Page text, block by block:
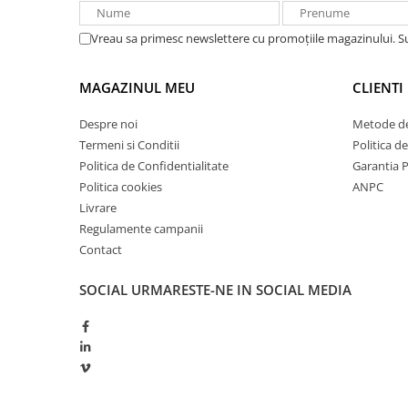
Redresoare, incarcatoare si testere
Redresoare auto, moto, barci si
sisteme de urgenta - acumulator
UPS Calculatoare si Servere
UPS Trifazat
Stabilizatoare Tensiune
PDUs unitati de distributie a
Cabinete baterii
Acumulatori UPS
Drumetii / Camping
Vreau sa primesc newslettere cu promoțiile magazinului.
MAGAZINUL MEU
Despre noi
Termeni si Conditii
Politica de Confidentialitate
Politica cookies
Livrare
Regulamente campanii
Contact
CLIENTI
Metode
Politica
Garantia
ANPC
SOCIAL URMARESTE-NE IN SOCIAL MEDIA